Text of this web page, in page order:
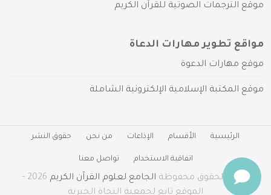
موقع الترجمات الصوتية للقرآن الكريم
مواقع تطوير مهارات الدعاة
موقع مهارات الدعوة
موقع المكتبة الإسلامية الإلكترونية الشاملة
الرئيسية الأقسام الإذاعات من نحن حقوق النشر
اتفاقية الاستخدام تواصل معنا
جميع الحقوق محفوظة الجامع لعلوم القرآن الكريم
2026 -
الموقع تابع لجمعية النجاة الخيرية